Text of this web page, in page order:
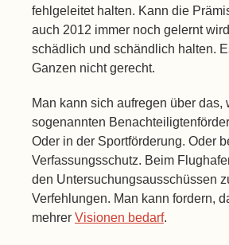
fehlgeleitet halten. Kann die
auch 2012 immer noch gelernt
schädlich und schändlich halten.
Ganzen nicht gerecht.
Man kann sich aufregen über das,
sogenannten
Oder in der Sportförderung. Oder
Verfassungsschutz. Beim
den Untersuchungsausschüssen
Verfehlungen. Man kann fordern,
mehrer Visionen bedarf.